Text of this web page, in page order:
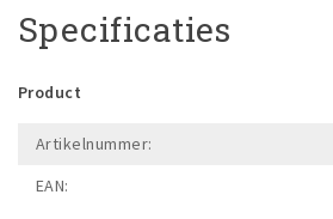
Specificaties
Product
Artikelnummer:
EAN: